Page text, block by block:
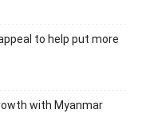
to help put more
with Myanmar